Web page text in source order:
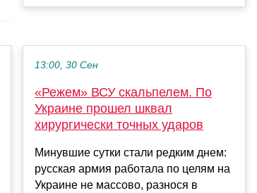
13:00, 30 Сен
«Режем» ВСУ скальпелем. По
Украине прошел шквал
хирургически точных ударов
Минувшие сутки стали редким днем:
русская армия работала по целям на
Украине не массово, разнося в